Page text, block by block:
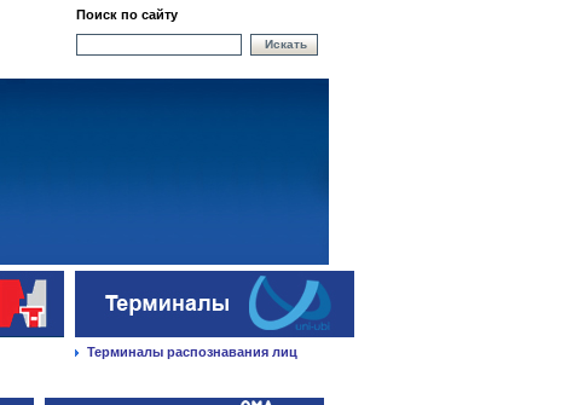
Поиск по сайту
Искать
Терминалы распознавания лиц